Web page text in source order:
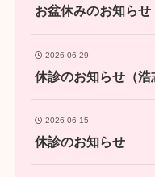
お盆休みのお知らせ
2026-06-29
休診のお知らせ（浩
2026-06-15
休診のお知らせ